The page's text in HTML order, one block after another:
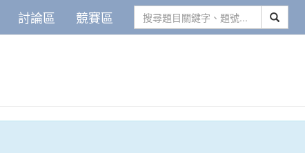
討論區 競賽區